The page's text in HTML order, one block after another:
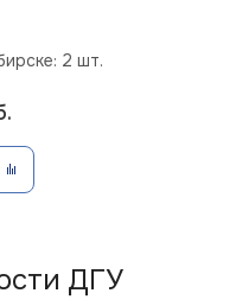
2 шт.
ДГУ